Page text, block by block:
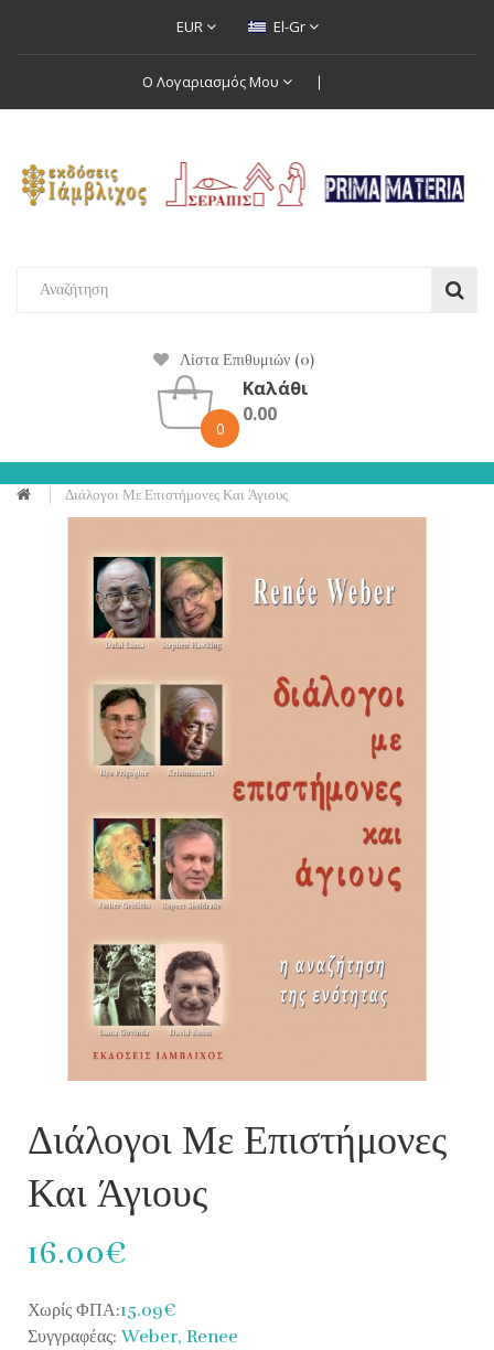
EUR El-Gr
Ο Λογαριασμός Μου
Λίστα Επιθυμιών (0)
0
Καλάθι
0.00
Διάλογοι Με Επιστήμονες Και Άγιους
Διάλογοι Με Επιστήμονες
Και Άγιους
16.00€
Χωρίς ΦΠΑ:15.09€
Συγγραφέας:Weber, Renee